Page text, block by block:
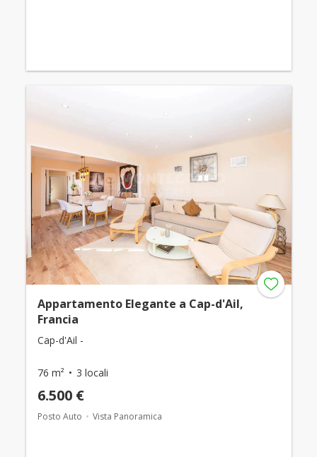
Appartamento Elegante a Cap-d'Ail,
Francia
Cap-d'Ail -
76 m² 3 locali
6.500 €
Posto Auto Vista Panoramica